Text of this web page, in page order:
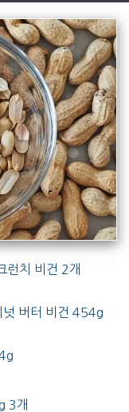
런치 비건 2개
넛 버터 비건 454g
3개